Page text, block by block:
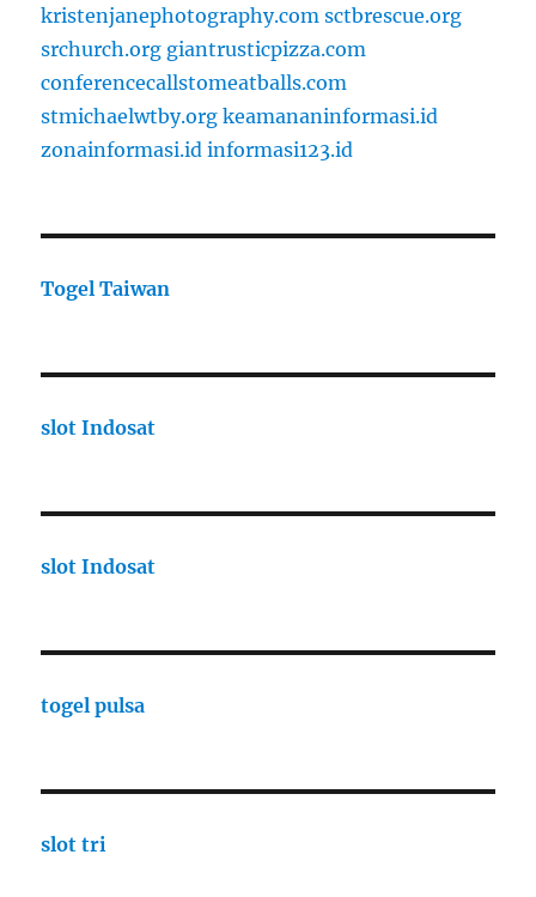
kristenjanephotography.com sctbrescue.org
srchurch.org giantrusticpizza.com
conferencecallstomeatballs.com
stmichaelwtby.org keamananinformasi.id
zonainformasi.id informasi123.id
Togel Taiwan
slot Indosat
slot Indosat
togel pulsa
slot tri